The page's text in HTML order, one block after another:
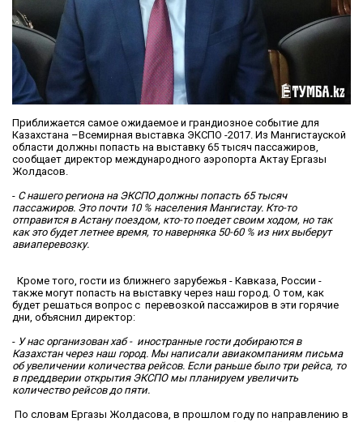
Приближается самое ожидаемое и грандиозное событие для
Казахстана –Всемирная выставка ЭКСПО -2017. Из Мангистауской
области должны попасть на выставку 65 тысяч пассажиров,
сообщает директор международного аэропорта Актау Ергазы
Жолдасов.
- С нашего региона на ЭКСПО должны попасть 65 тысяч
пассажиров. Это почти 10 % населения Мангистау. Кто-то
отправится в Астану поездом, кто-то поедет своим ходом, но так
как это будет летнее время, то наверняка 50-60 % из них выберут
авиаперевозку.
Кроме того, гости из ближнего зарубежья - Кавказа, России -
также могут попасть на выставку через наш город. О том, как
будет решаться вопрос с перевозкой пассажиров в эти горячие
дни, объяснил директор:
- У нас организован хаб - иностранные гости добираются в
Казахстан через наш город. Мы написали авиакомпаниям письма
об увеличении количества рейсов. Если раньше было три рейса, то
в преддверии открытия ЭКСПО мы планируем увеличить
количество рейсов до пяти.
По словам Ергазы Жолдасова, в прошлом году по направлению в